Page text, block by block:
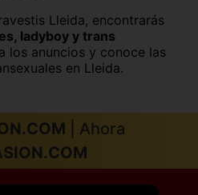
Soria
Tenerife
Valladolid
Zamora
Lleida, encontrarás
ladyboy y trans
los anuncios y conoce las
en Lleida.
| Ahora